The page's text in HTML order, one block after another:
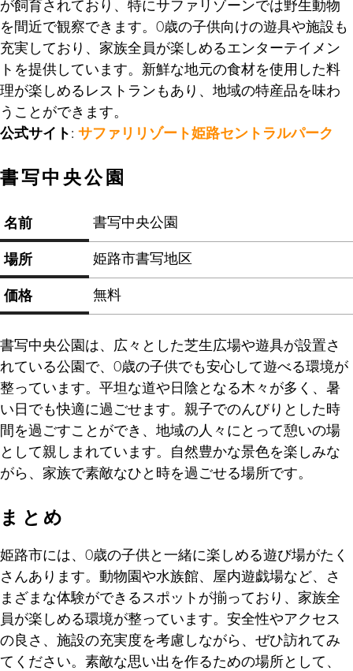
が飼育されており、特にサファリゾーンでは野生動物
を間近で観察できます。0歳の子供向けの遊具や施設も
充実しており、家族全員が楽しめるエンターテイメン
トを提供しています。新鮮な地元の食材を使用した料
理が楽しめるレストランもあり、地域の特産品を味わ
うことができます。
公式サイト : サファリリゾート姫路セントラルパーク
書写中央公園
名前 書写中央公園
場所 姫路市書写地区
価格 無料
書写中央公園は、広々とした芝生広場や遊具が設置さ
れている公園で、0歳の子供でも安心して遊べる環境が
整っています。平坦な道や日陰となる木々が多く、暑
い日でも快適に過ごせます。親子でのんびりとした時
間を過ごすことができ、地域の人々にとって憩いの場
として親しまれています。自然豊かな景色を楽しみな
がら、家族で素敵なひと時を過ごせる場所です。
まとめ
姫路市には、0歳の子供と一緒に楽しめる遊び場がたく
さんあります。動物園や水族館、屋内遊戯場など、さ
まざまな体験ができるスポットが揃っており、家族全
員が楽しめる環境が整っています。安全性やアクセス
の良さ、施設の充実度を考慮しながら、ぜひ訪れてみ
てください。素敵な思い出を作るための場所として、